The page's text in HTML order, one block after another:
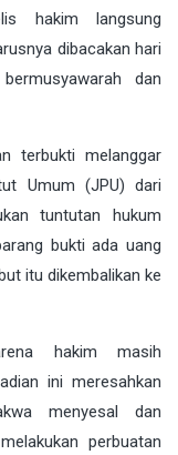
hakim langsung
dibacakan hari
dan
terbukti melanggar
Umum (JPU) dari
tuntutan hukum
bukti ada uang
itu dikembalikan ke
hakim masih
ini meresahkan
menyesal dan
perbuatan